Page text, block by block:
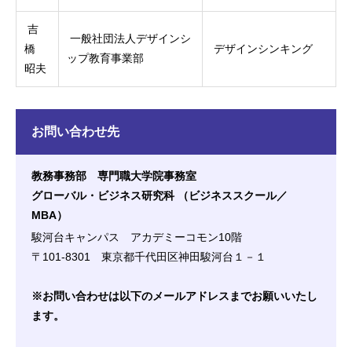
吉
橋
昭夫
一般社団法人デザインシ
ップ教育事業部
デザインシンキング
お問い合わせ先
教務事務部 専門職大学院事務室
グローバル・ビジネス研究科 （ビジネススクール／
MBA）
駿河台キャンパス アカデミーコモン10階
〒101-8301 東京都千代田区神田駿河台１－１
※お問い合わせは以下のメールアドレスまでお願いいたし
ます。